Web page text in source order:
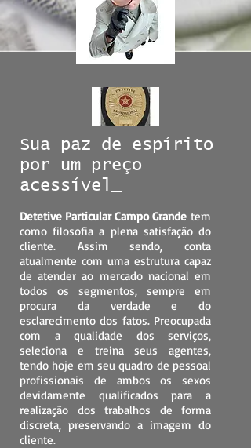
Detetive Particular Campo Grande tem
como filosofia a plena satisfação do
cliente. Assim sendo, conta
atualmente com uma estrutura capaz
de atender ao mercado nacional em
todos os segmentos, sempre em
procura da verdade e do
esclarecimento dos fatos. Preocupada
com a qualidade dos serviços,
seleciona e treina seus agentes,
tendo hoje em seu quadro de pessoal
profissionais de ambos os sexos
devidamente qualificados para a
realização dos trabalhos de forma
discreta, preservando a imagem do
cliente.
Sua paz de espírito
por um preço
acessível_